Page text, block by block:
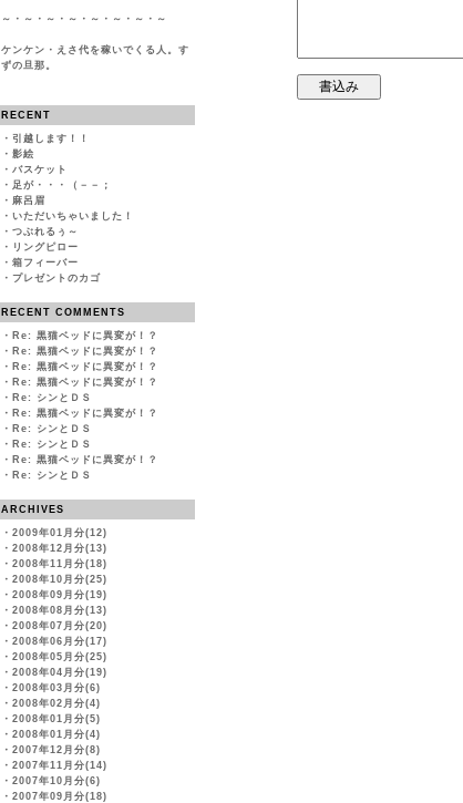
～・～・～・～・～・～・～・～
ケンケン・えさ代を稼いでくる人。す
ずの旦那。
RECENT
・ 引越します！！
・ 影絵
・ バスケット
・ 足が・・・（－－；
・ 麻呂眉
・ いただいちゃいました！
・ つぶれるぅ～
・ リングピロー
・ 箱フィーバー
・ プレゼントのカゴ
RECENT COMMENTS
・ Re: 黒猫ベッドに異変が！？
・ Re: 黒猫ベッドに異変が！？
・ Re: 黒猫ベッドに異変が！？
・ Re: 黒猫ベッドに異変が！？
・ Re: シンとＤＳ
・ Re: 黒猫ベッドに異変が！？
・ Re: シンとＤＳ
・ Re: シンとＤＳ
・ Re: 黒猫ベッドに異変が！？
・ Re: シンとＤＳ
ARCHIVES
・ 2009年01月分(12)
・ 2008年12月分(13)
・ 2008年11月分(18)
・ 2008年10月分(25)
・ 2008年09月分(19)
・ 2008年08月分(13)
・ 2008年07月分(20)
・ 2008年06月分(17)
・ 2008年05月分(25)
・ 2008年04月分(19)
・ 2008年03月分(6)
・ 2008年02月分(4)
・ 2008年01月分(5)
・ 2008年01月分(4)
・ 2007年12月分(8)
・ 2007年11月分(14)
・ 2007年10月分(6)
・ 2007年09月分(18)